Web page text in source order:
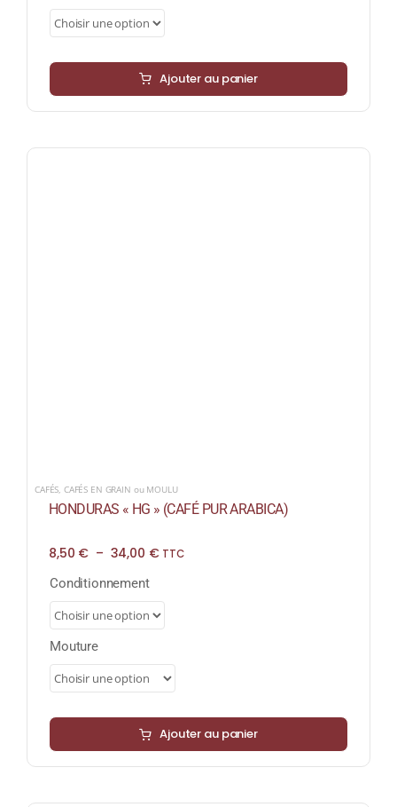
Ajouter au panier
CAFÉS, CAFÉS EN GRAIN ou MOULU
HONDURAS « HG » (CAFÉ PUR ARABICA)
8,50 € – 34,00 €Plage
à
TTC
Conditionnement
Mouture
Ajouter au panier